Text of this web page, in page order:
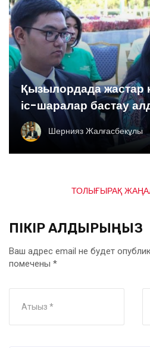
Қызылордада жастар
іс-шаралар бастау
Шернияз Жалғасбекұлы
ТОЛЫҒЫРАҚ
ПІКІР ҚАЛДЫРЫҢЫЗ
Ваш адрес email не будет
помечены *